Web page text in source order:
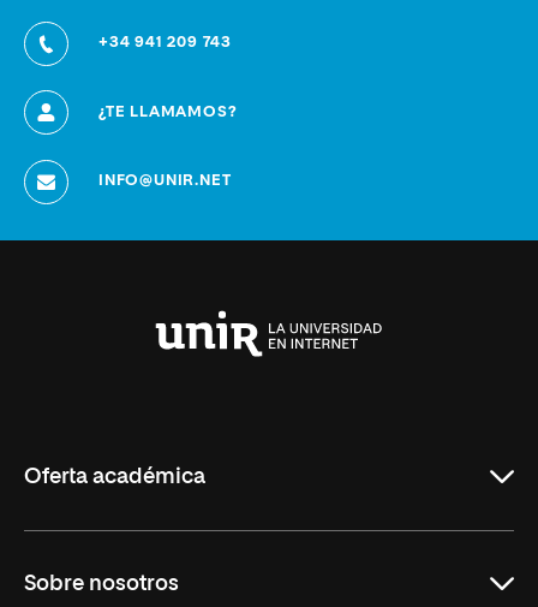
+34 941 209 743
¿TE LLAMAMOS?
INFO@UNIR.NET
Oferta académica
Másteres Oficiales
Sobre nosotros